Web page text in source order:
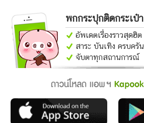
พกกระปุกติดกระเป๋า
อัพเดตเรื่องราวสุดฮิต
สาระ บันเทิง ครบครัน
จับตาทุกสถานการณ์